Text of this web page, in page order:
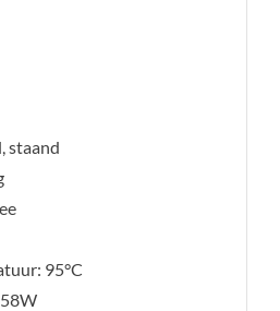
staand
95°C